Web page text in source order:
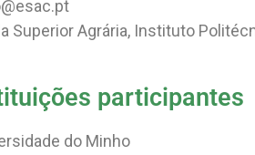
Superior Agrária, Instituto
participantes
do Minho